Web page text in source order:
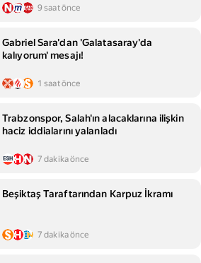
9 saat önce
Gabriel Sara'dan 'Galatasaray'da
kalıyorum' mesajı!
1 saat önce
Trabzonspor, Salah'ın alacaklarına ilişkin
haciz iddialarını yalanladı
7 dakika önce
Beşiktaş Taraftarından Karpuz İkramı
7 dakika önce